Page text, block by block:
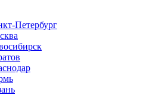
Петербург